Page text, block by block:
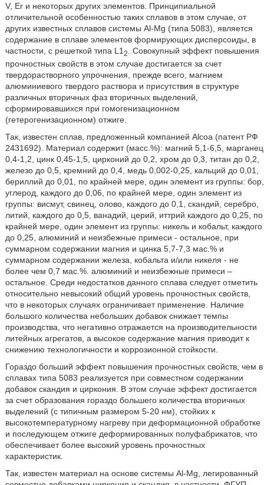
V, Er и некоторых других элементов. Принципиальной
отличительной особенностью таких сплавов в этом случае, от
других известных сплавов системы Al-Mg (типа 5083), является
содержание в сплаве элементов формирующих дисперсоиды, в
частности, с решеткой типа L1 2
. Совокупный эффект повышения
прочностных свойств в этом случае достигается за счет
твердорастворного упрочнения, прежде всего, магнием
алюминиевого твердого раствора и присутствия в структуре
различных вторичных фаз вторичных выделений,
сформировавшихся при гомогенизационном
(гетерогенизационном) отжиге.
Так, известен сплав, предложенный компанией Alcoa (патент РФ
2431692). Материал содержит (масс.%): магний 5,1-6,5, марганец
0,4-1,2, цинк 0,45-1,5, цирконий до 0,2, хром до 0,3, титан до 0,2,
железо до 0,5, кремний до 0,4, медь 0,002-0,25, кальций до 0,01,
бериллий до 0,01, по крайней мере, один элемент из группы: бор,
углерод, каждого до 0,06, по крайней мере, один элемент из
группы: висмут, свинец, олово, каждого до 0,1, скандий, серебро,
литий, каждого до 0,5, ванадий, церий, иттрий каждого до 0,25, по
крайней мере, один элемент из группы: никель и кобальт, каждого
до 0,25, алюминий и неизбежные примеси - остальное, при
суммарном содержании магния и цинка 5,7-7,3 мас.% и
суммарном содержании железа, кобальта и/или никеля - не
более чем 0,7 мас.%. алюминий и неизбежные примеси –
остальное. Среди недостатков данного сплава следует отметить
относительно невысокий общий уровень прочностных свойств,
что в некоторых случаях ограничивает применение. Наличие
большого количества небольших добавок снижает темпы
производства, что негативно отражается на производительности
литейных агрегатов, а высокое содержание магния приводит к
снижению технологичности и коррозионной стойкости.
Гораздо больший эффект повышения прочностных свойств, чем в
сплавах типа 5083 реализуется при совместном содержании
добавок скандия и циркония. В этом случае эффект достигается
за счет образования гораздо большего количества вторичных
выделений (с типичным размером 5-20 нм), стойких к
высокотемпературному нагреву при деформационной обработке
и последующем отжиге деформированных полуфабрикатов, что
обеспечивает более высокий уровень прочностных
характеристик.
Так, известен материал на основе системы Al-Mg, легированный